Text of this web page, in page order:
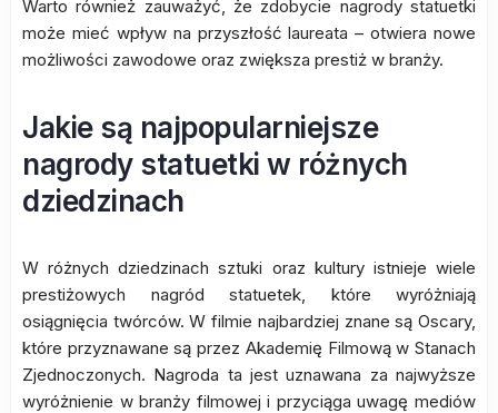
Warto również zauważyć, że zdobycie nagrody statuetki
może mieć wpływ na przyszłość laureata – otwiera nowe
możliwości zawodowe oraz zwiększa prestiż w branży.
Jakie są najpopularniejsze
nagrody statuetki w różnych
dziedzinach
W różnych dziedzinach sztuki oraz kultury istnieje wiele
prestiżowych nagród statuetek, które wyróżniają
osiągnięcia twórców. W filmie najbardziej znane są Oscary,
które przyznawane są przez Akademię Filmową w Stanach
Zjednoczonych. Nagroda ta jest uznawana za najwyższe
wyróżnienie w branży filmowej i przyciąga uwagę mediów